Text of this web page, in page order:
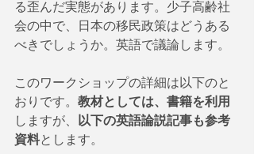
る歪んだ実態があります。少子高齢社
会の中で、日本の移民政策はどうある
べきでしょうか。英語で議論します。
このワークショップの詳細は以下のと
おりです。 教材としては、書籍を利用
しますが、
以下の英語論説記事も参考
資料とします。